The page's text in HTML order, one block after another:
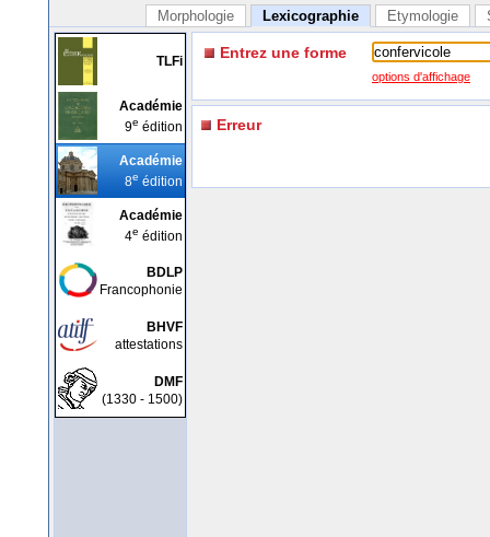
Morphologie Lexicographie Etymologie
TLFi
Académie
9e édition
Académie
8e édition
Académie
4e édition
BDLP
Francophonie
BHVF
attestations
DMF
(1330 - 1500)
Entrez une forme
options d'affichage
Erreur